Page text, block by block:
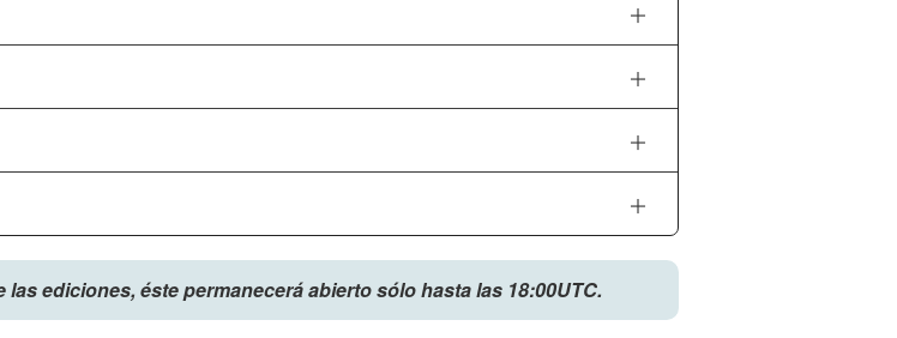
ediciones, éste permanecerá abierto sólo hasta las 18:00UTC.